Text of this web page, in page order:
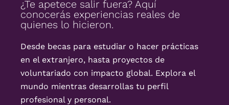
¿Te apetece salir fuera? Aquí
conocerás experiencias reales de
quienes lo hicieron.
Desde becas para estudiar o hacer prácticas
en el extranjero, hasta proyectos de
voluntariado con impacto global. Explora el
mundo mientras desarrollas tu perfil
profesional y personal.